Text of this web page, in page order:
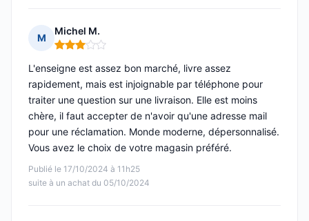
M
Michel M.
Note : 3 sur 5
Publié le 17/10/2024 à 11h25
suite à un achat du 05/10/2024
L'enseigne est assez bon marché, livre assez
rapidement, mais est injoignable par téléphone pour
traiter une question sur une livraison. Elle est moins
chère, il faut accepter de n'avoir qu'une adresse mail
pour une réclamation. Monde moderne, dépersonnalisé.
Vous avez le choix de votre magasin préféré.